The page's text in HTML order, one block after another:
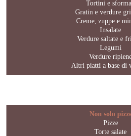
Tortini e
Gratin e verdure
Creme, zuppe e
Insalate
Verdure saltate e
Legumi
Verdure
Altri piatti a base di
Non solo
Pizze
Torte salate